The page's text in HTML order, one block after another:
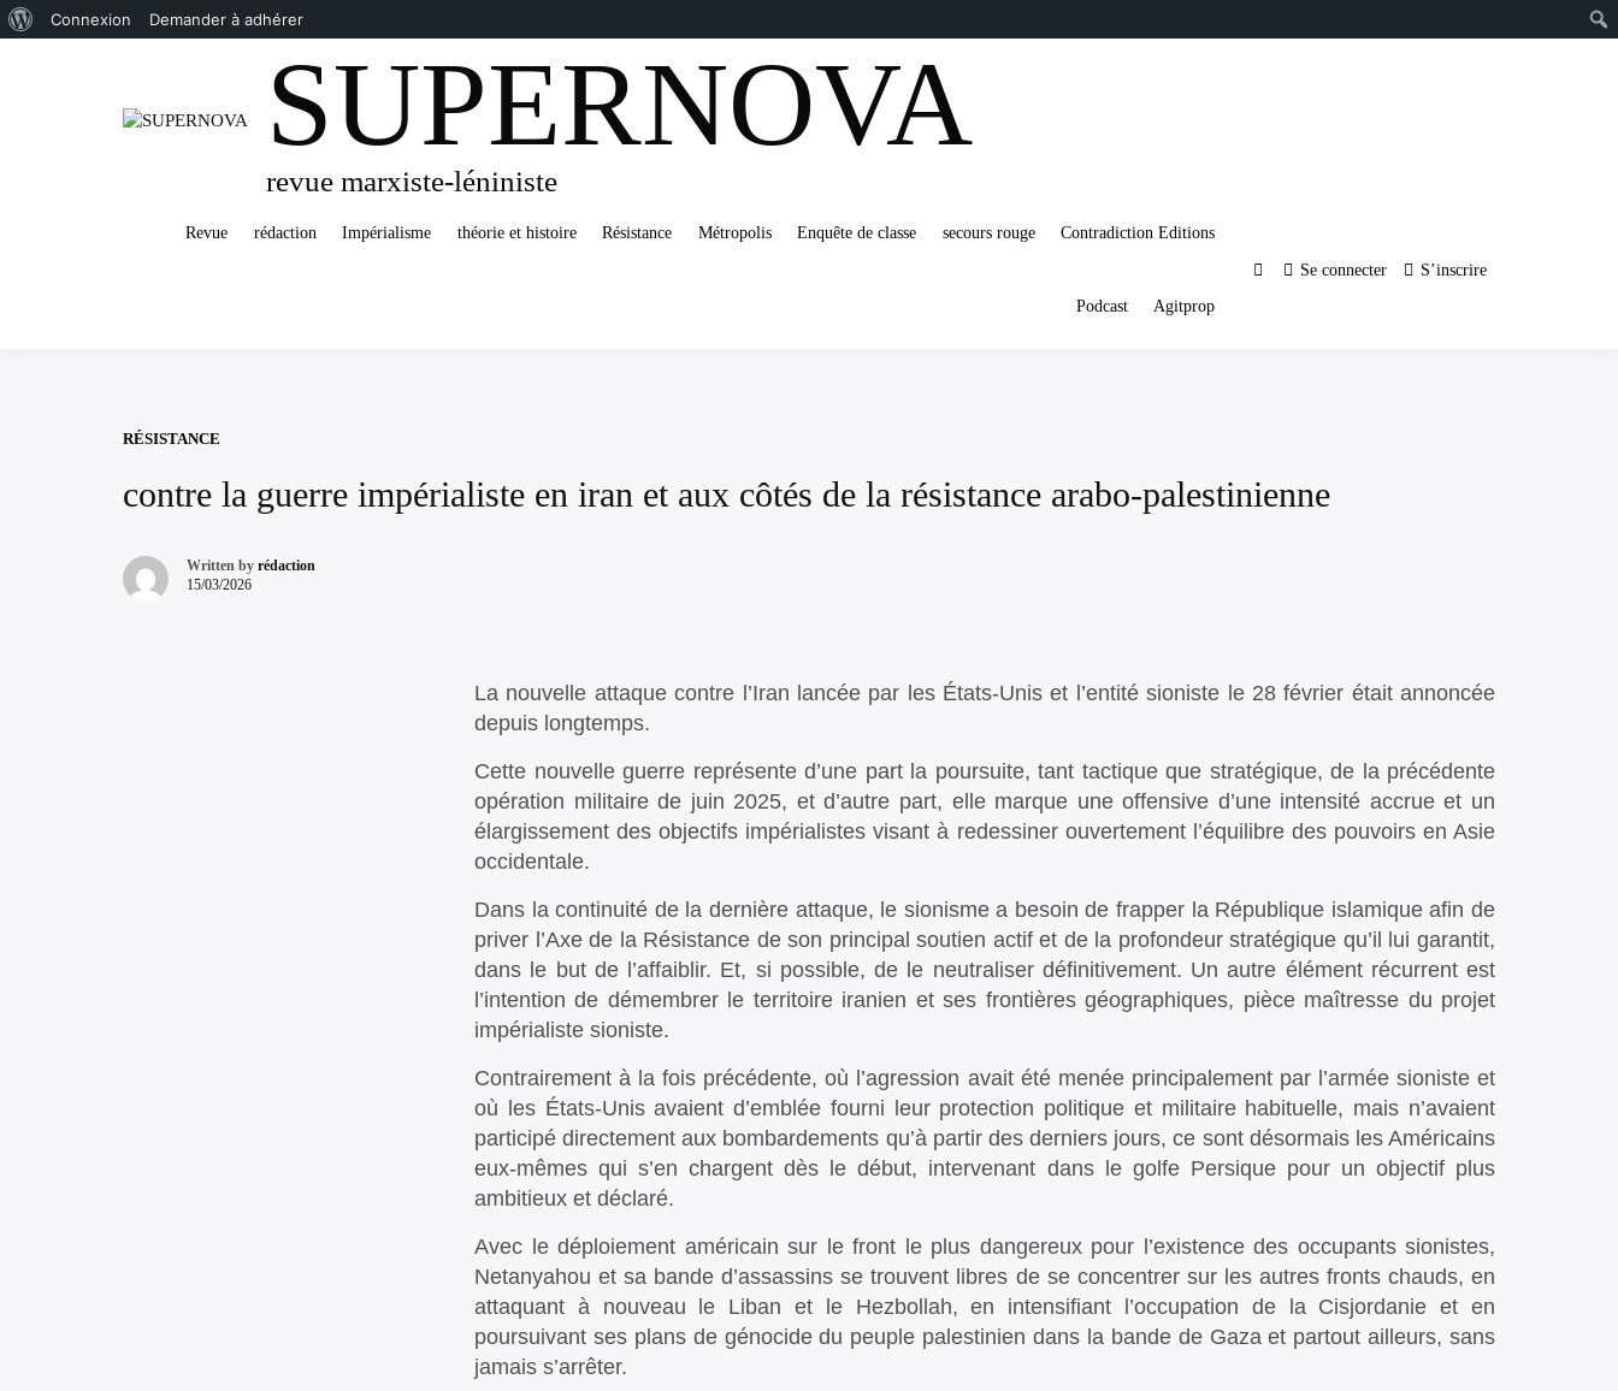
SUPERNOVA
revue marxiste-léniniste
Revue rédaction Impérialisme théorie et histoire Résistance Métropolis Enquête de classe secours rouge Contradiction Editions
Podcast Agitprop
Se connecter S’inscrire
RÉSISTANCE
contre la guerre impérialiste en iran et aux côtés de la résistance arabo-palestinienne
Written by rédaction
15/03/2026
La nouvelle attaque contre l’Iran lancée par les États-Unis et l’entité sioniste le 28 février était annoncée
depuis longtemps.
Cette nouvelle guerre représente d’une part la poursuite, tant tactique que stratégique, de la précédente
opération militaire de juin 2025, et d’autre part, elle marque une offensive d’une intensité accrue et un
élargissement des objectifs impérialistes visant à redessiner ouvertement l’équilibre des pouvoirs en Asie
occidentale.
Dans la continuité de la dernière attaque, le sionisme a besoin de frapper la République islamique afin de
priver l’Axe de la Résistance de son principal soutien actif et de la profondeur stratégique qu’il lui garantit,
dans le but de l’affaiblir. Et, si possible, de le neutraliser définitivement. Un autre élément récurrent est
l’intention de démembrer le territoire iranien et ses frontières géographiques, pièce maîtresse du projet
impérialiste sioniste.
Contrairement à la fois précédente, où l’agression avait été menée principalement par l’armée sioniste et
où les États-Unis avaient d’emblée fourni leur protection politique et militaire habituelle, mais n’avaient
participé directement aux bombardements qu’à partir des derniers jours, ce sont désormais les Américains
eux-mêmes qui s’en chargent dès le début, intervenant dans le golfe Persique pour un objectif plus
ambitieux et déclaré.
Avec le déploiement américain sur le front le plus dangereux pour l’existence des occupants sionistes,
Netanyahou et sa bande d’assassins se trouvent libres de se concentrer sur les autres fronts chauds, en
attaquant à nouveau le Liban et le Hezbollah, en intensifiant l’occupation de la Cisjordanie et en
poursuivant ses plans de génocide du peuple palestinien dans la bande de Gaza et partout ailleurs, sans
jamais s’arrêter.
Connexion Demander à adhérer